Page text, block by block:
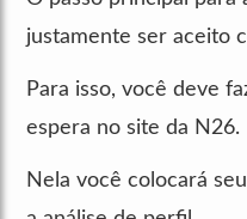
justamente ser aceito
Para isso, você deve
espera no site da N26.
Nela você colocará